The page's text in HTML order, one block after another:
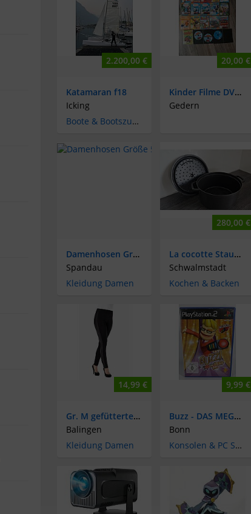
2.200,00 €
Katamaran f18
Icking
Boote & Bootszubehör
20,00 €
Kinder Filme DVDS
Gedern
Damenhosen Größe 52/54
Spandau
Kleidung Damen
280,00 €
La cocotte Staub Gusseisen Bräter, Schmortopf Gusseisen Groß 34cm
Schwalmstadt
Kochen & Backen
14,99 €
Gr. M gefütterte Damen Leggings Stretch Hose Bequem Basic Winter
Balingen
Kleidung Damen
9,99 €
Buzz - DAS MEGA-QUIZ - Sony PS2 - PlayStation 2 Spiel
Bonn
Konsolen & PC Spiele FSK 16